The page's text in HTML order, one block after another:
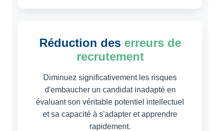
Réduction des erreurs de
recrutement
Diminuez significativement les risques
d'embaucher un candidat inadapté en
évaluant son véritable potentiel intellectuel
et sa capacité à s'adapter et apprendre
rapidement.